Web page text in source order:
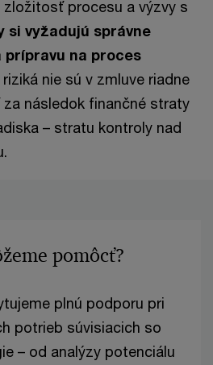
procesu a výzvy s
si vyžadujú správne
prípravu na proces
nie sú v zmluve riadne
následok finančné straty
– stratu kontroly nad
pomôcť?
plnú podporu pri
potrieb súvisiacich so
– od analýzy potenciálu